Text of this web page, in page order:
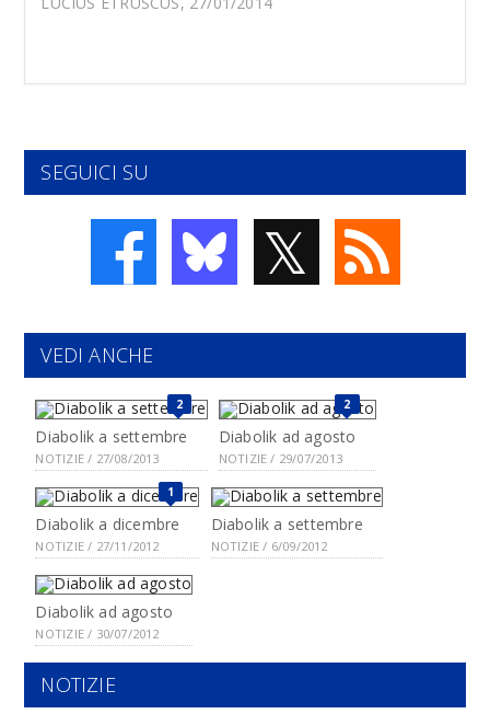
SEGUICI SU
𝕏
VEDI ANCHE
2
Diabolik a settembre
NOTIZIE / 27/08/2013
2
Diabolik ad agosto
NOTIZIE / 29/07/2013
1
Diabolik a dicembre
NOTIZIE / 27/11/2012
Diabolik a settembre
NOTIZIE / 6/09/2012
Diabolik ad agosto
NOTIZIE / 30/07/2012
NOTIZIE